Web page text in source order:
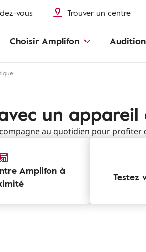
vous Trouver un centre
Choisir Amplifon
un
au quotidien pour profiter
Amplifon à
Testez